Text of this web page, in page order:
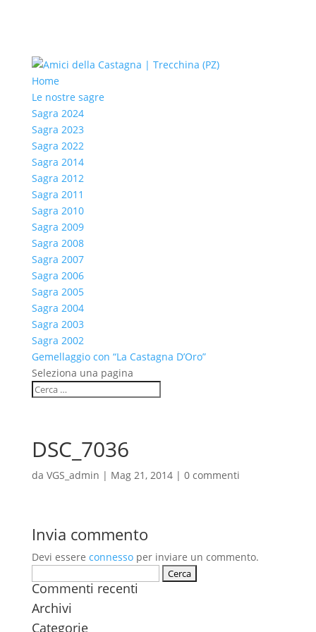
Home
Le nostre sagre
Sagra 2024
Sagra 2023
Sagra 2022
Sagra 2014
Sagra 2012
Sagra 2011
Sagra 2010
Sagra 2009
Sagra 2008
Sagra 2007
Sagra 2006
Sagra 2005
Sagra 2004
Sagra 2003
Sagra 2002
Gemellaggio con “La Castagna D’Oro”
Seleziona una pagina
DSC_7036
da VGS_admin | Mag 21, 2014| 0 commenti
Invia commento
Devi essere connessoper inviare un commento.
per:
Commenti recenti
Archivi
Categorie